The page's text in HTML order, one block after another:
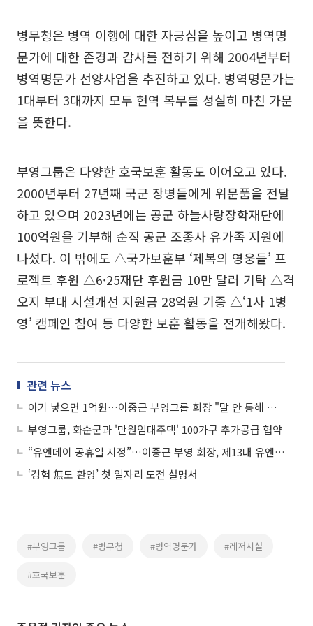
병무청은 병역 이행에 대한 자긍심을 높이고 병역명
문가에 대한 존경과 감사를 전하기 위해 2004년부터
병역명문가 선양사업을 추진하고 있다. 병역명문가는
1대부터 3대까지 모두 현역 복무를 성실히 마친 가문
을 뜻한다.
부영그룹은 다양한 호국보훈 활동도 이어오고 있다.
2000년부터 27년째 국군 장병들에게 위문품을 전달
하고 있으며 2023년에는 공군 하늘사랑장학재단에
100억원을 기부해 순직 공군 조종사 유가족 지원에
나섰다. 이 밖에도 △국가보훈부 ‘제복의 영웅들’ 프
로젝트 후원 △6·25재단 후원금 10만 달러 기탁 △격
오지 부대 시설개선 지원금 28억원 기증 △‘1사 1병
영’ 캠페인 참여 등 다양한 보훈 활동을 전개해왔다.
관련 뉴스
아기 낳으면 1억원…이중근 부영그룹 회장 "말 안 통해 그냥 해버렸다"
부영그룹, 화순군과 '만원임대주택' 100가구 추가공급 협약
“유엔데이 공휴일 지정”…이중근 부영 회장, 제13대 유엔한국협회 회장 취임
‘경험 無도 환영’ 첫 일자리 도전 설명서
#부영그룹 #병무청 #병역명문가 #레저시설
#호국보훈